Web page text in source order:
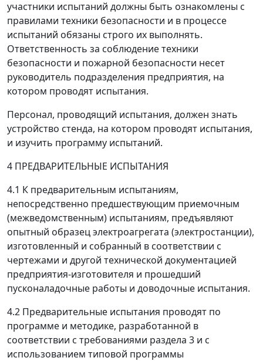
участники испытаний должны быть ознакомлены с
правилами техники безопасности и в процессе
испытаний обязаны строго их выполнять.
Ответственность за соблюдение техники
безопасности и пожарной безопасности несет
руководитель подразделения предприятия, на
котором проводят испытания.
Персонал, проводящий испытания, должен знать
устройство стенда, на котором проводят испытания,
и изучить программу испытаний.
4 ПРЕДВАРИТЕЛЬНЫЕ ИСПЫТАНИЯ
4.1 К предварительным испытаниям,
непосредственно предшествующим приемочным
(межведомственным) испытаниям, предъявляют
опытный образец электроагрегата (электростанции),
изготовленный и собранный в соответствии с
чертежами и другой технической документацией
предприятия-изготовителя и прошедший
пусконаладочные работы и доводочные испытания.
4.2 Предварительные испытания проводят по
программе и методике, разработанной в
соответствии с требованиями раздела 3 и с
использованием типовой программы